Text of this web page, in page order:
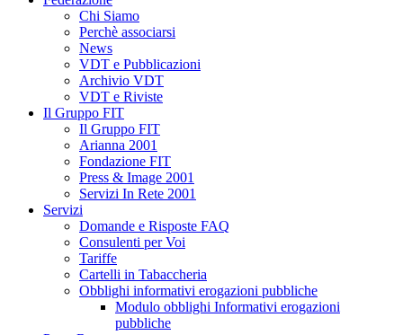
Chi Siamo
Perchè associarsi
News
VDT e Pubblicazioni
Archivio VDT
VDT e Riviste
Il Gruppo FIT
Il Gruppo FIT
Arianna 2001
Fondazione FIT
Press & Image 2001
Servizi In Rete 2001
Servizi
Domande e Risposte FAQ
Consulenti per Voi
Tariffe
Cartelli in Tabaccheria
Obblighi informativi erogazioni pubbliche
Modulo obblighi Informativi erogazioni
pubbliche